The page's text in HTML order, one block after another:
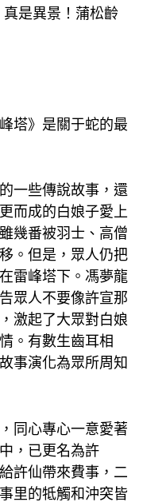
真是異景！蒲松齡
塔》是關于蛇的最
一些傳說故事，還
而成的白娘子愛上
幾番被羽士、高僧
。但是，眾人仍把
雷峰塔下。馮夢龍
眾人不要像許宣那
激起了大眾對白娘
。有數生齒耳相
事演化為眾所周知
同心專心一意愛著
，已更名為許
許仙帶來費事，二
里的牴觸和沖突皆